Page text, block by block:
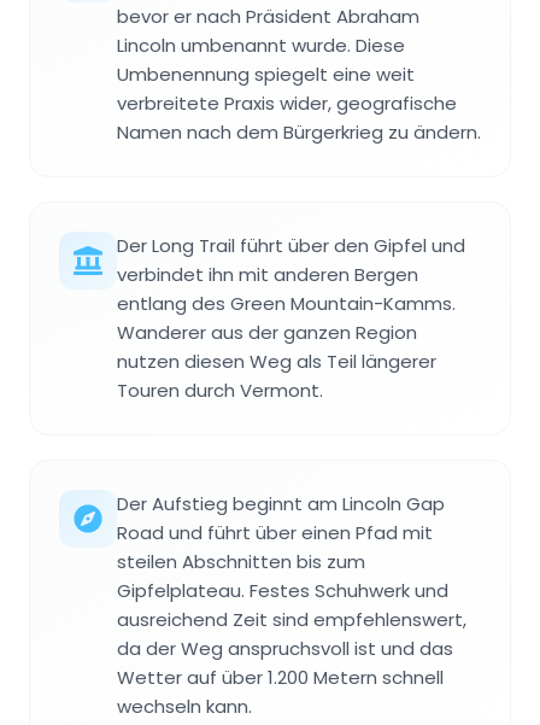
bevor er nach Präsident Abraham
Lincoln umbenannt wurde. Diese
Umbenennung spiegelt eine weit
verbreitete Praxis wider, geografische
Namen nach dem Bürgerkrieg zu ändern.
Der Long Trail führt über den Gipfel und
verbindet ihn mit anderen Bergen
entlang des Green Mountain-Kamms.
Wanderer aus der ganzen Region
nutzen diesen Weg als Teil längerer
Touren durch Vermont.
Der Aufstieg beginnt am Lincoln Gap
Road und führt über einen Pfad mit
steilen Abschnitten bis zum
Gipfelplateau. Festes Schuhwerk und
ausreichend Zeit sind empfehlenswert,
da der Weg anspruchsvoll ist und das
Wetter auf über 1.200 Metern schnell
wechseln kann.